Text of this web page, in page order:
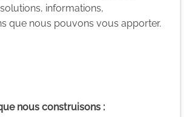
informations,
que nous pouvons vous apporter.
nous construisons :